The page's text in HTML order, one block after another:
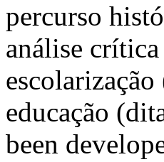
percurso
análise
educação
been